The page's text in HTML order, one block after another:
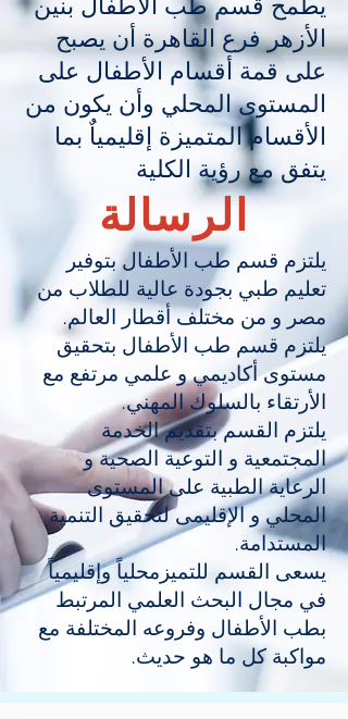
الأزهر فرع القاهرة أن يصبح
على قمة أقسام الأطفال على
المستوى المحلي وأن يكون من
الأقسام المتميزة إقليمياٌ بما
يتفق مع رؤية الكلية
الرسالة
يلتزم قسم طب الأطفال بتوفير
تعليم طبي بجودة عالية للطلاب من
مصر و من مختلف أقطار العالم.
يلتزم قسم طب الأطفال بتحقيق
مستوى أكاديمي و علمي مرتفع مع
الأرتقاء بالسلوك المهني.
يلتزم القسم بتقديم الخدمة
المجتمعية و التوعية الصحية و
الرعاية الطبية على المستوى
المحلي و الإقليمى لتحقيق التنمية
المستدامة.
يسعى القسم للتميزمحلياً وإقليمياً
في مجال البحث العلمي المرتبط
بطب الأطفال وفروعه المختلفة مع
مواكبة كل ما هو حديث.